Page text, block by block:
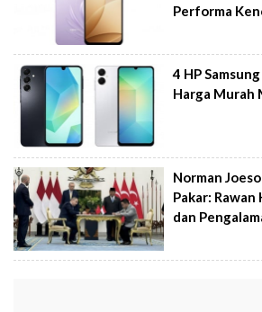
Performa
4 HP
Harga Murah
Norman
Pakar:
dan